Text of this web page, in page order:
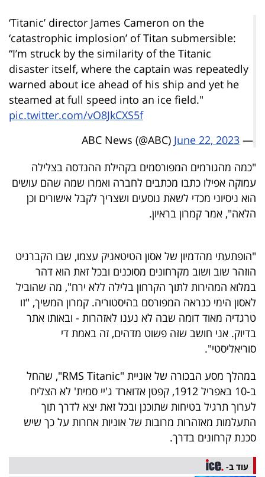
דרושים
אדום
פרסמו
עקבו
אחרינו:
‘Titanic’ director James Cameron on the
‘catastrophic implosion’ of Titan submersible:
“I’m struck by the similarity of the Titanic
disaster itself, where the captain was repeatedly
warned about ice ahead of his ship and yet he
steamed at full speed into an ice field."
pic.twitter.com/vO8JkCXS5f
— ABC News (@ABC)
June 22, 2023
"כמה מהגורמים המפורסמים בקהילת ההנדסה בצלילה
עמוקה אפילו כתבו מכתבים לחברה ואמרו שמה שהם עושים
הוא ניסיוני מכדי לשאת נוסעים ושצריך לקבל אישורים וכן
הלאה", אמר קמרון בראיון.
"הופתעתי מהדמיון של אסון הטיטאניק עצמו, שבו הקברניט
הוזהר שוב ושוב מקרחונים מסוכנים ובכל זאת הוא דהר
במלוא המהירות לתוך הקרחון בלילה ללא ירח", מה שהוביל
לאסון הימי כנראה המפורסם בהיסטוריה. קמרון המשיך, "זו
טרגדיה מאוד דומה שבה לא נענו לאזהרות - ובאותו אתר
בדיוק. אני חושב שזה פשוט מדהים, זה באמת די
סוריאליסטי".
במהלך מסע הבכורה של אוניית "RMS Titanic", שהחל
ב-10 באפריל 1912, קפטן אדוארד ג'יי סמית' לא הצליח
לערוך תרגיל בטיחות שתוכנן ובכל זאת יצא לדרך תוך
התעלמות מאזהרות מרובות של אוניות אחרות על כך שיש
סכנת קרחונים בדרך.
עוד ב-